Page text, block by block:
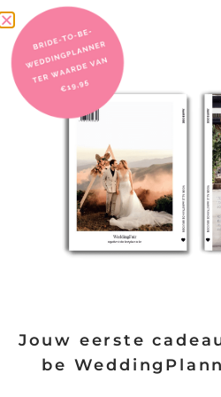
KLIK HIER
Dit kan ook
Jouw eerste
be